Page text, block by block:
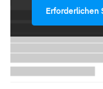
Erforderlichen